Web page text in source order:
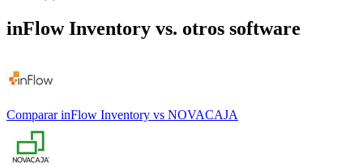
inFlow Inventory vs. otros software
Comparar inFlow Inventory vs NOVACAJA